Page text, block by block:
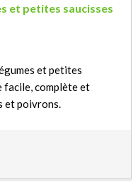
et petites saucisses
et petites
facile, complète et
et poivrons.